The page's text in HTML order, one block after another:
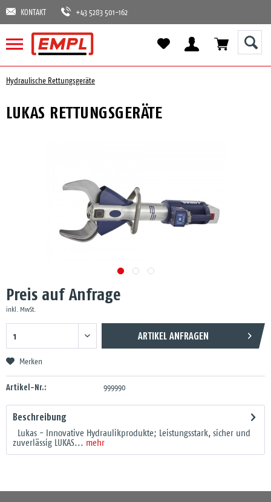
KONTAKT +43 5283 501-162
Hydraulische Rettungsgeräte
LUKAS RETTUNGSGERÄTE
Preis auf Anfrage
inkl. MwSt.
ARTIKEL ANFRAGEN
Merken
Artikel-Nr.: 999990
Beschreibung
Lukas - Innovative Hydraulikprodukte; Leistungsstark, sicher und
zuverlässig LUKAS... mehr